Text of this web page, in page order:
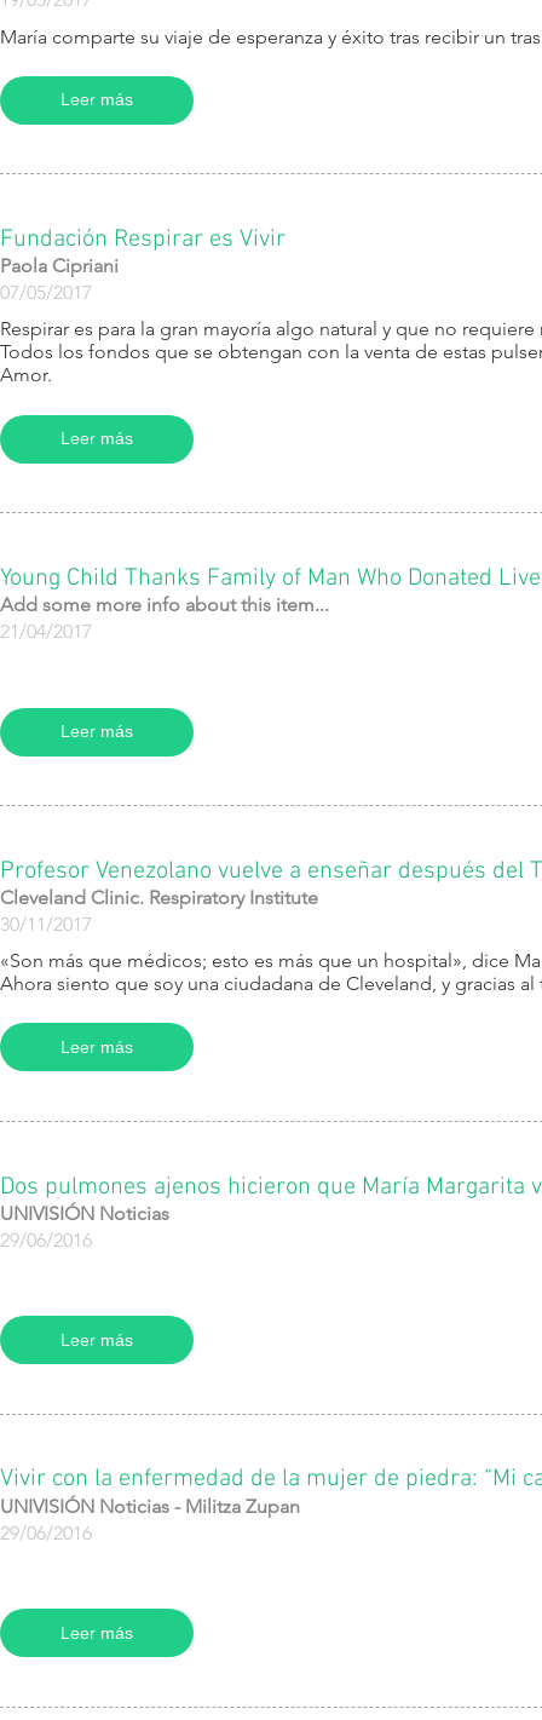
María comparte su viaje de esperanza y éxito tras recibir un
Leer más
Fundación Respirar es Vivir
Paola Cipriani
07/05/2017
Respirar es para la gran mayoría algo natural y que no
Todos los fondos que se obtengan con la venta de estas
Amor.
Leer más
Young Child Thanks Family of Man Who Donated
Add some more info about this item...
21/04/2017
Leer más
Profesor Venezolano vuelve a enseñar después del
Cleveland Clinic. Respiratory Institute
30/11/2017
​«Son más que médicos; esto es más que un hospital», dice
Ahora siento que soy una ciudadana de Cleveland, y gracias
Leer más
Dos pulmones ajenos hicieron que María Margarita
UNIVISIÓN Noticias
29/06/2016
Leer más
Vivir con la enfermedad de la mujer de piedra: “Mi
UNIVISIÓN Noticias - Militza Zupan
29/06/2016
Leer más